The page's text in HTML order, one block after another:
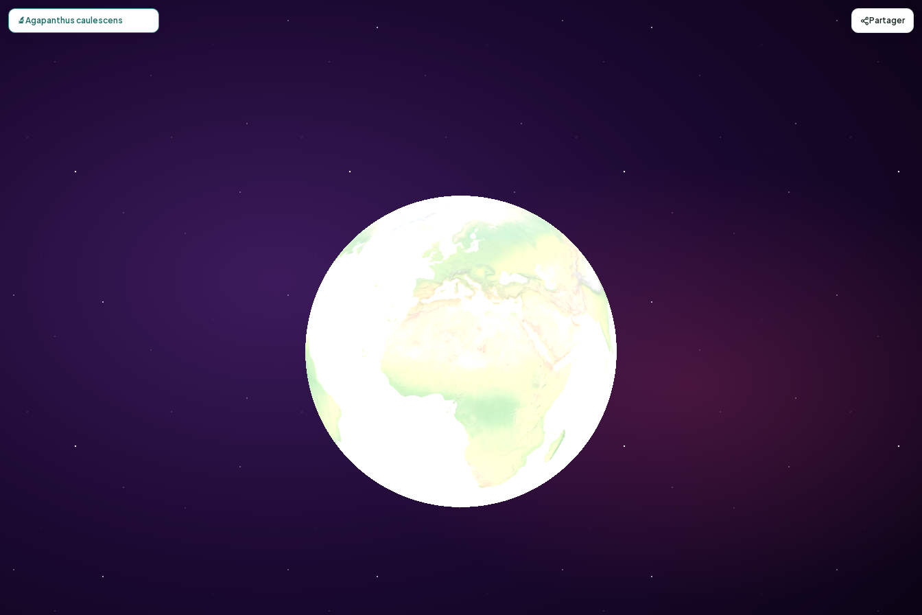
Carte d'observation du Agapanthus caulescens (Agapanthus caulescens) - Conservation Nature
🔬Agapanthus caulescens Partager